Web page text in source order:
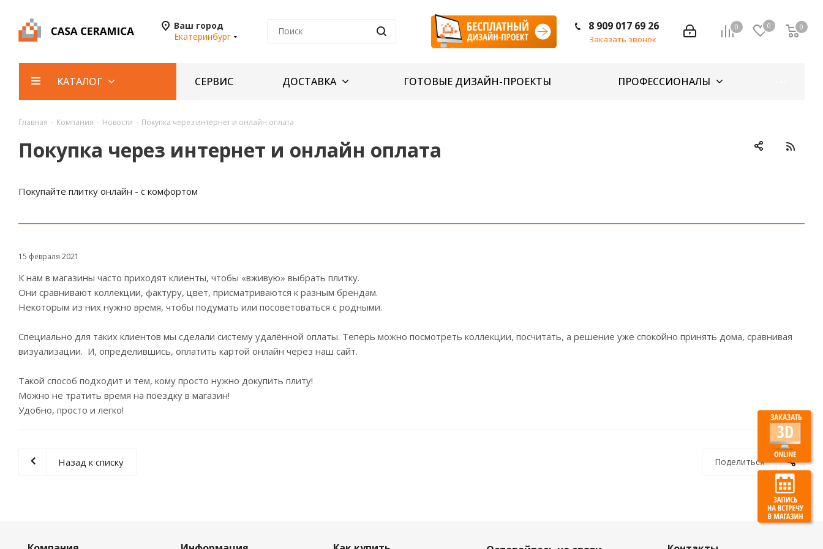
Ваш город
Екатеринбург
0 0 0
8 909 017 69 26
Заказать звонок
КАТАЛОГ СЕРВИС ДОСТАВКА ГОТОВЫЕ ДИЗАЙН-ПРОЕКТЫ ПРОФЕССИОНАЛЫ
Главная - Компания - Новости - Покупка через интернет и онлайн оплата
Покупка через интернет и онлайн оплата
Покупайте плитку онлайн - с комфортом
15 февраля 2021
К нам в магазины часто приходят клиенты, чтобы «вживую» выбрать плитку.
Они сравнивают коллекции, фактуру, цвет, присматриваются к разным брендам.
Некоторым из них нужно время, чтобы подумать или посоветоваться с родными.
Специально для таких клиентов мы сделали систему удалённой оплаты. Теперь можно посмотреть коллекции, посчитать, а решение уже спокойно принять дома, сравнивая
визуализации. И, определившись, оплатить картой онлайн через наш сайт.
Такой способ подходит и тем, кому просто нужно докупить плиту!
Можно не тратить время на поездку в магазин!
Удобно, просто и легко!
Поделиться
Назад к списку